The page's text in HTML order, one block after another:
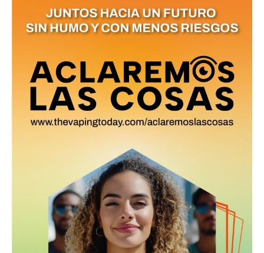
SUBSCRIBIRSE